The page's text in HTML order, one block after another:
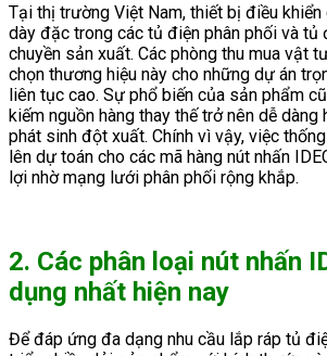
Tại thị trường Việt Nam, thiết bị điều khiển
dày đặc trong các tủ điện phân phối và tủ
chuyền sản xuất. Các phòng thu mua vật
chọn thương hiệu này cho những dự án
liên tục cao. Sự phổ biến của sản phẩm
kiếm nguồn hàng thay thế trở nên dễ
phát sinh đột xuất. Chính vì vậy, việc
lên dự toán cho các mã hàng nút nhấn
lợi nhờ mạng lưới phân phối rộng khắp.
2. Các phân loại nút nhấn
dụng nhất hiện nay
Để đáp ứng đa dạng nhu cầu lắp ráp tủ